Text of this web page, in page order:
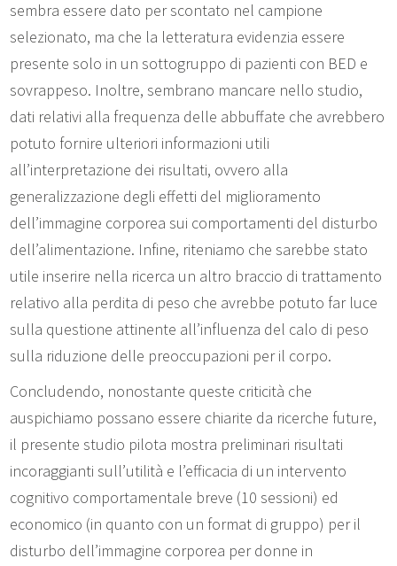
sembra essere dato per scontato nel campione
selezionato, ma che la letteratura evidenzia essere
presente solo in un sottogruppo di pazienti con BED e
sovrappeso. Inoltre, sembrano mancare nello studio,
dati relativi alla frequenza delle abbuffate che avrebbero
potuto fornire ulteriori informazioni utili
all’interpretazione dei risultati, ovvero alla
generalizzazione degli effetti del miglioramento
dell’immagine corporea sui comportamenti del disturbo
dell’alimentazione. Infine, riteniamo che sarebbe stato
utile inserire nella ricerca un altro braccio di trattamento
relativo alla perdita di peso che avrebbe potuto far luce
sulla questione attinente all’influenza del calo di peso
sulla riduzione delle preoccupazioni per il corpo.
Concludendo, nonostante queste criticità che
auspichiamo possano essere chiarite da ricerche future,
il presente studio pilota mostra preliminari risultati
incoraggianti sull’utilità e l’efficacia di un intervento
cognitivo comportamentale breve (10 sessioni) ed
economico (in quanto con un format di gruppo) per il
disturbo dell’immagine corporea per donne in